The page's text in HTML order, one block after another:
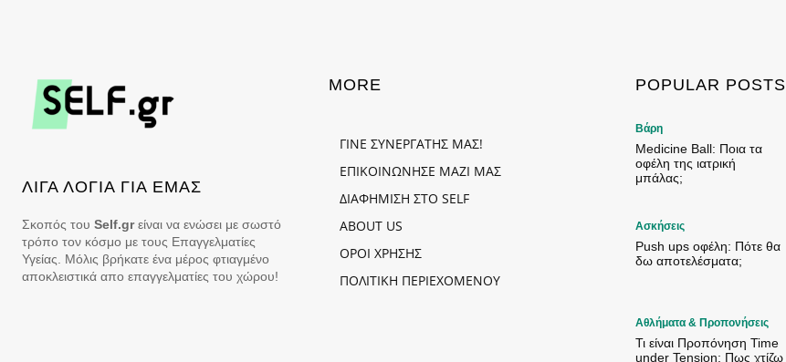
ΛΙΓΑ ΛΟΓΙΑ ΓΙΑ ΕΜΑΣ
Σκοπός του Self.grείναι να ενώσει με σωστό
τρόπο τον κόσμο με τους Επαγγελματίες
Υγείας. Μόλις βρήκατε ένα μέρος φτιαγμένο
αποκλειστικά απο επαγγελματίες του χώρου!
MORE
ΓΙΝΕ ΣΥΝΕΡΓΑΤΗΣ ΜΑΣ!
ΕΠΙΚΟΙΝΩΝΗΣΕ ΜΑΖΙ ΜΑΣ
ΔΙΑΦΗΜΙΣΗ ΣΤΟ SELF
ABOUT US
ΟΡΟΙ ΧΡΗΣΗΣ
ΠΟΛΙΤΙΚΗ ΠΕΡΙΕΧΟΜΕΝΟΥ
POPULAR POSTS
Βάρη
Medicine Ball: Ποια τα
οφέλη της ιατρική
μπάλας;
Ασκήσεις
Push ups οφέλη: Πότε θα
δω αποτελέσματα;
Αθλήματα & Προπονήσεις
Τι είναι Προπόνηση Time
under Tension; Πως χτίζω